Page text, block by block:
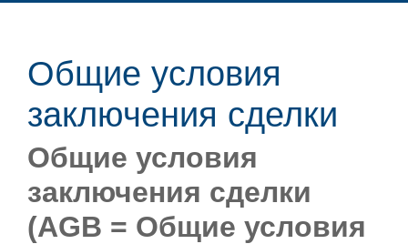
Общие условия
заключения сделки
Общие условия
заключения сделки
(AGB = Общие условия